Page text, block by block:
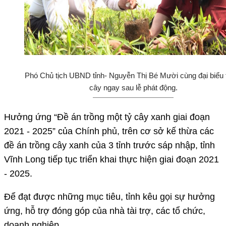
Phó Chủ tịch UBND tỉnh- Nguyễn Thị Bé Mười cùng đại biểu
cây ngay sau lễ phát động.
Hưởng ứng “Đề án trồng một tỷ cây xanh giai đoạn
2021 - 2025” của Chính phủ, trên cơ sở kế thừa các
đề án trồng cây xanh của 3 tỉnh trước sáp nhập, tỉnh
Vĩnh Long tiếp tục triển khai thực hiện giai đoạn 2021
- 2025.
Để đạt được những mục tiêu, tỉnh kêu gọi sự hưởng
ứng, hỗ trợ đóng góp của nhà tài trợ, các tổ chức,